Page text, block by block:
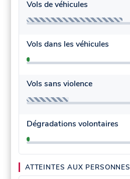
Vols de véhicules
Vols dans les véhicules
Vols sans violence
Dégradations volontaires
ATTEINTES AUX PERSONNES